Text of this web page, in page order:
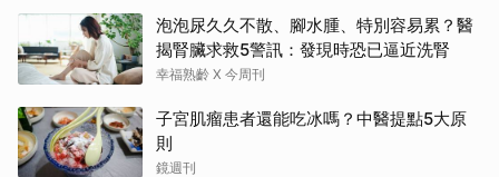
泡泡尿久久不散、腳水腫、特別容易累？醫
揭腎臟求救5警訊：發現時恐已逼近洗腎
幸福熟齡 X 今周刊
子宮肌瘤患者還能吃冰嗎？中醫提點5大原
則
鏡週刊